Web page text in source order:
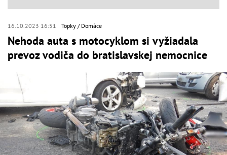
16.10.2023 16:51 Topky Domáce
Nehoda auta s motocyklom si vyžiadala
prevoz vodiča do bratislavskej nemocnice